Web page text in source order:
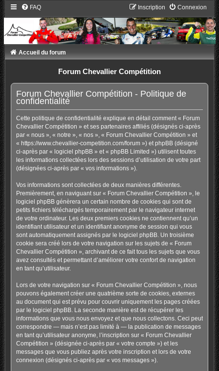
FAQ Connexion
Inscription
Accueil du forum
Forum Chevallier Compétition
Forum Chevallier Compétition - Politique de
confidentialité
Cette politique de confidentialité explique en détail comment « Forum
Chevallier Compétition » et ses partenaires affiliés (désignés ci-après
par « nous », « notre », « nos », « Forum Chevallier Compétition » et
« https://www.chevallier-competition.com/forum ») et phpBB (désigné
ci-après par « logiciel phpBB » et « phpBB Limited ») utilisent toutes
les informations collectées lors des sessions d’utilisation de votre part
(désignées ci-après par « vos informations »).
Vos informations sont collectées de deux manières différentes.
Premièrement, en naviguant sur « Forum Chevallier Compétition », le
logiciel phpBB génèrera un certain nombre de cookies qui sont de
petits fichiers téléchargés temporairement par le navigateur internet
de votre ordinateur. Les deux premiers cookies ne contiennent qu’un
identifiant utilisateur et un identifiant anonyme de session qui vous
sont automatiquement assignés par le logiciel phpBB. Un troisième
cookie sera créé lors de votre navigation sur les sujets de « Forum
Chevallier Compétition », archivant de ce fait tous les sujets que vous
avez consultés et permettant d’améliorer votre confort de navigation
en tant qu’utilisateur.
Lors de votre navigation sur « Forum Chevallier Compétition », nous
pouvons également créer une quatrième sorte de cookies, externes
au document qui est prévu pour couvrir uniquement les pages créées
par le logiciel phpBB. La seconde manière est de récupérer les
informations que vous nous envoyez et que nous collectons. Ceci peut
correspondre — mais n’est pas limité à — la publication de messages
en tant qu’utilisateur anonyme, l’inscription sur « Forum Chevallier
Compétition » (désignée ci-après par « votre compte ») et les
messages que vous publiez après votre inscription et lors de votre
connexion (désignés ci-après par « vos messages »).